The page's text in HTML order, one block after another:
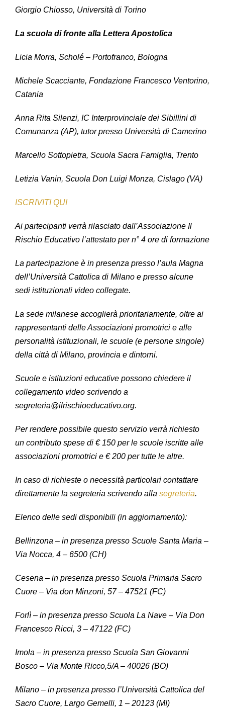
Giorgio Chiosso, Università di Torino
La scuola di fronte alla Lettera Apostolica
Licia Morra, Scholé – Portofranco, Bologna
Michele Scacciante, Fondazione Francesco Ventorino,
Catania
Anna Rita Silenzi, IC Interprovinciale dei Sibillini di
Comunanza (AP), tutor presso Università di Camerino
Marcello Sottopietra, Scuola Sacra Famiglia, Trento
Letizia Vanin, Scuola Don Luigi Monza, Cislago (VA)
ISCRIVITI QUI
Ai partecipanti verrà rilasciato dall’Associazione Il
Rischio Educativo l’attestato per n° 4 ore di formazione
La partecipazione è in presenza presso l’aula Magna
dell’Università Cattolica di Milano e presso alcune
sedi istituzionali video collegate.
La sede milanese accoglierà prioritariamente, oltre ai
rappresentanti delle Associazioni promotrici e alle
personalità istituzionali, le scuole (e persone singole)
della città di Milano, provincia e dintorni.
Scuole e istituzioni educative possono chiedere il
collegamento video scrivendo a
segreteria@ilrischioeducativo.org.
Per rendere possibile questo servizio verrà richiesto
un contributo spese di € 150 per le scuole iscritte alle
associazioni promotrici e € 200 per tutte le altre.
In caso di richieste o necessità particolari contattare
direttamente la segreteria scrivendo alla segreteria.
Elenco delle sedi disponibili (in aggiornamento):
Bellinzona – in presenza presso Scuole Santa Maria –
Via Nocca, 4 – 6500 (CH)
Cesena – in presenza presso Scuola Primaria Sacro
Cuore – Via don Minzoni, 57 – 47521 (FC)
Forlì – in presenza presso Scuola La Nave – Via Don
Francesco Ricci, 3 – 47122 (FC)
Imola – in presenza presso Scuola San Giovanni
Bosco – Via Monte Ricco,5/A – 40026 (BO)
Milano – in presenza presso l’Università Cattolica del
Sacro Cuore, Largo Gemelli, 1 – 20123 (MI)